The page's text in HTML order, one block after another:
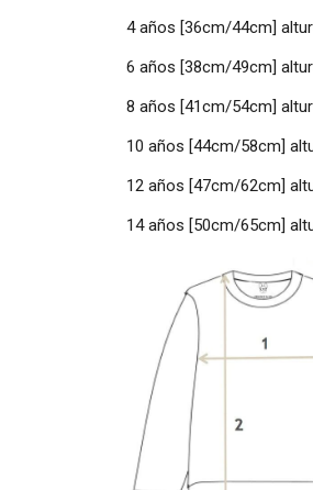
4 años [36cm/44cm]
6 años [38cm/49cm]
8 años [41cm/54cm]
10 años [44cm/58cm]
12 años [47cm/62cm]
14 años [50cm/65cm]